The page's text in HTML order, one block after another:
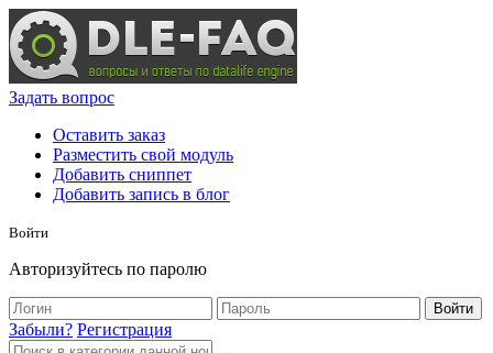
Задать вопрос
Оставить заказ
Разместить свой модуль
Добавить сниппет
Добавить запись в блог
Войти
Авторизуйтесь по паролю
Войти
Забыли? Регистрация